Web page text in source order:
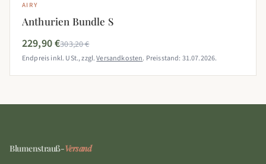
AIRY
Anthurien Bundle S
229,90 €303,20 €
Endpreis inkl. USt., zzgl.Versandkosten. Preisstand: 31.07.2026.
Blumenstrauß-Versand